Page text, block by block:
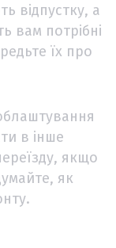
відпустку, а
вам потрібні
їх про
в інше
якщо
як